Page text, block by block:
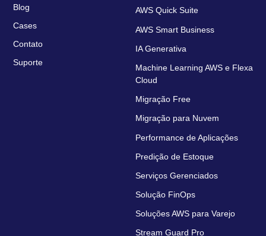
Blog
Cases
Contato
Suporte
AWS Quick Suite
AWS Smart Business
IA Generativa
Machine Learning AWS e Flexa
Cloud
Migração Free
Migração para Nuvem
Performance de Aplicações
Predição de Estoque
Serviços Gerenciados
Solução FinOps
Soluções AWS para Varejo
Stream Guard Pro